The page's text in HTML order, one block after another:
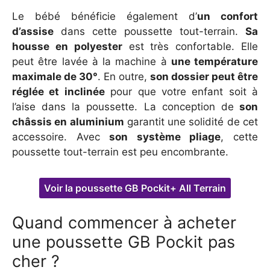
Le bébé bénéficie également d’un confort
d’assise dans cette poussette tout-terrain. Sa
housse en polyesterest très confortable. Elle
peut être lavée à la machine à une température
maximale de 30°. En outre, son dossier peut être
réglée et inclinéepour que votre enfant soit à
l’aise dans la poussette. La conception de son
châssis en aluminium garantit une solidité de cet
accessoire. Avecson système pliage, cette
poussette tout-terrain est peu encombrante.
Voir la poussette GB Pockit+ All Terrain
Quand commencer à acheter
une poussette GB Pockit pas
cher ?